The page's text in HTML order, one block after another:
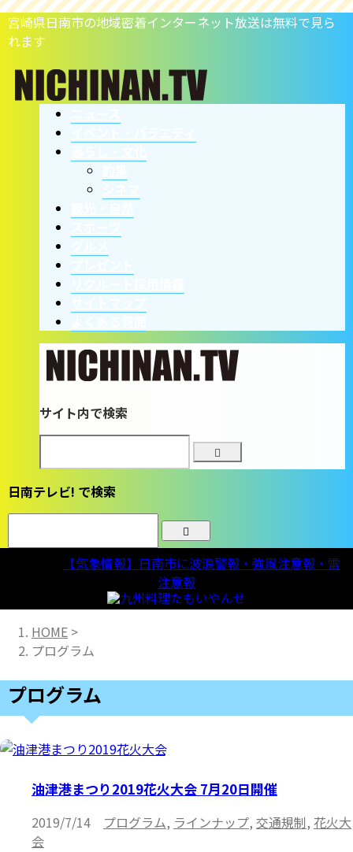
宮崎県日南市の地域密着インターネット放送は無料で見ら
れます
サイト内で検索
日南テレビ! で検索
【気象情報】日南市に波浪警報・強風注意報・雷
注意報
HOME >
プログラム
プログラム
油津港まつり2019花火大会 7月20日開催
2019/7/14 プログラム, ラインナップ, 交通規制, 花火大
会